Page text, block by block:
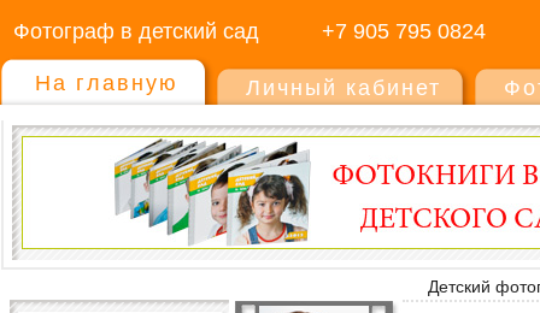
Фотограф в детский сад +7 905 795 0824
На главную Личный кабинет
Детский